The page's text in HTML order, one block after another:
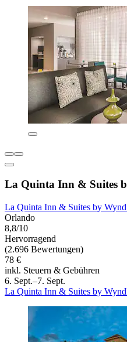
La Quinta Inn & Suites
La Quinta Inn & Suites by
Orlando
8,8/10
Hervorragend
(2.696 Bewertungen)
78 €
inkl. Steuern & Gebühren
6. Sept.–7. Sept.
La Quinta Inn & Suites by